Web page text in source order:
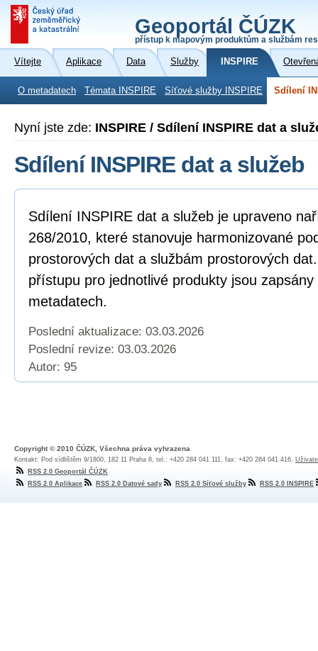
Geoportál ČÚZK
přístup k mapovým produktům a službám
Vítejte Aplikace Data Služby INSPIRE
O metadatech Témata INSPIRE Síťové služby INSPIRE Sdílení
Nyní jste zde: INSPIRE / Sdílení INSPIRE dat a
Sdílení INSPIRE dat a služeb
Sdílení INSPIRE dat a služeb je upraveno
268/2010, které stanovuje harmonizované
prostorových dat a službám prostorových
přístupu pro jednotlivé produkty jsou
metadatech.
Poslední aktualizace: 03.03.2026
Poslední revize: 03.03.2026
Autor: 95
Copyright © 2010 ČÚZK, Všechna práva vyhrazena
Kontakt: Pod sídlištěm 9/1800, 182 11 Praha 8, tel.: +420 284 041 111, fax: +420 284 041 416,
RSS 2.0 Geoportál ČÚZK
RSS 2.0 Aplikace
RSS 2.0 Datové sady RSS 2.0 Síťové služby RSS 2.0 INSPIRE